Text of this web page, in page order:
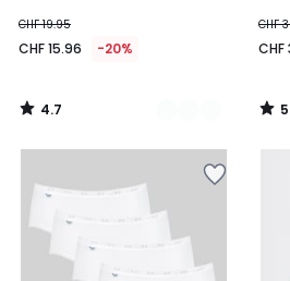
CHF 19.95
CHF 15.96 -20%
4.7
/
CHF
CHF
5
/